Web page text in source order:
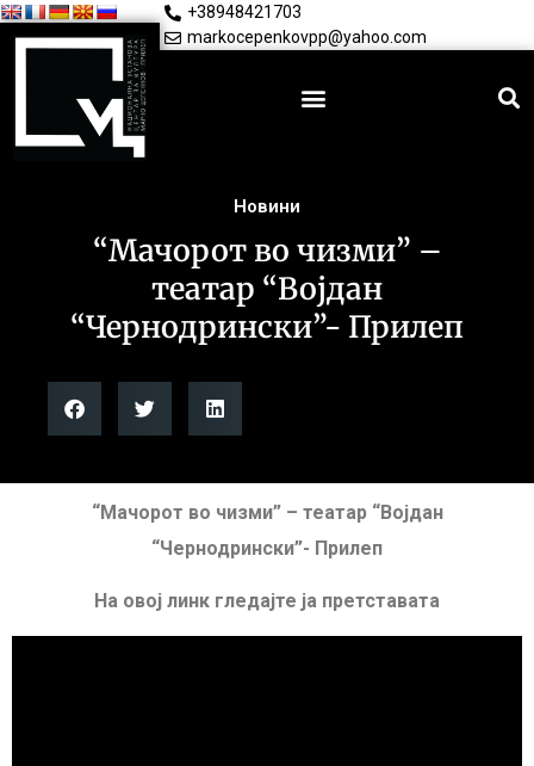
+38948421703
markocepenkovpp@yahoo.com
Новини
“Мачорот во чизми” –
театар “Војдан
“Чернодрински”- Прилеп
“Мачорот во чизми” – театар “Војдан
“Чернодрински”- Прилеп
На овој линк гледајте ја претставата